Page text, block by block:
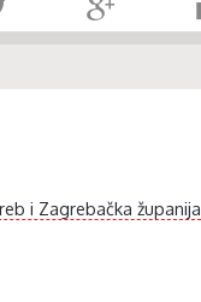
i Zagrebačka županija